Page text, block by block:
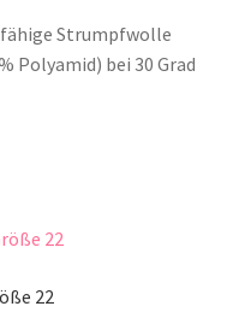
Strumpfwolle
Polyamid) bei 30 Grad
22